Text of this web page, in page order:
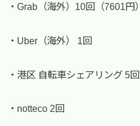
・Grab（海外）10回（7601円）
・Uber（海外） 1回
・港区 自転車シェアリング 5回
・notteco 2回